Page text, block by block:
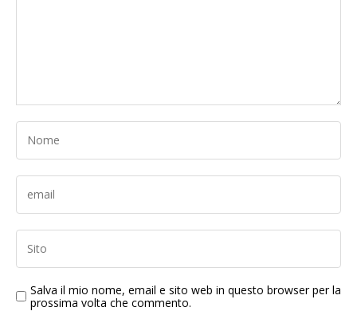
Salva il mio nome, email e sito web in questo browser per la
prossima volta che commento.